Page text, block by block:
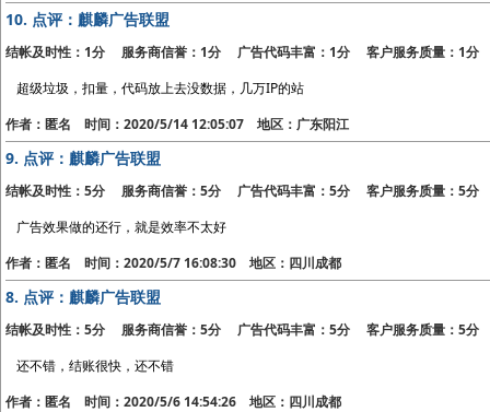
10. 点评：麒麟广告联盟
结帐及时性：1分 服务商信誉：1分 广告代码丰富：1分 客户服务质量：1分
超级垃圾，扣量，代码放上去没数据，几万IP的站
作者：匿名 时间：2020/5/14 12:05:07 地区：广东阳江
9. 点评：麒麟广告联盟
结帐及时性：5分 服务商信誉：5分 广告代码丰富：5分 客户服务质量：5分
广告效果做的还行，就是效率不太好
作者：匿名 时间：2020/5/7 16:08:30 地区：四川成都
8. 点评：麒麟广告联盟
结帐及时性：5分 服务商信誉：5分 广告代码丰富：5分 客户服务质量：5分
还不错，结账很快，还不错
作者：匿名 时间：2020/5/6 14:54:26 地区：四川成都